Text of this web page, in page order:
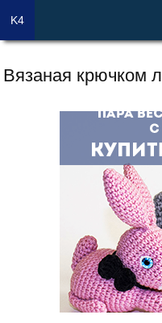
Вязаная крючком
K4